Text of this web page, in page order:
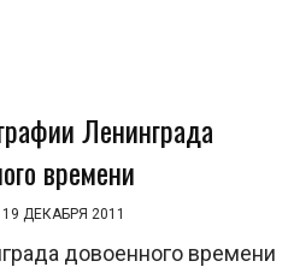
Ленинграда
времени
19 ДЕКАБРЯ 2011
довоенного времени